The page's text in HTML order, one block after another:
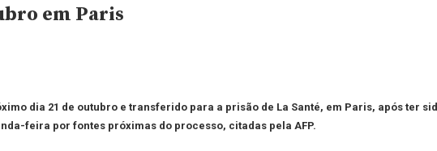
em Paris
dia 21 de outubro e transferido para a prisão de La Santé, em Paris, após ter
feira por fontes próximas do processo, citadas pela AFP.